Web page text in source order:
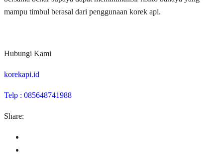
mampu timbul berasal dari penggunaan korek api.
Hubungi Kami
korekapi.id
Telp : 085648741988
Share: